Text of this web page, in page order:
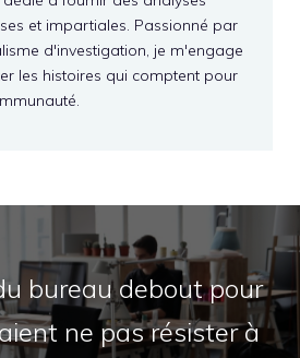
et impartiales. Passionné par
d'investigation, je m'engage
les histoires qui comptent pour
bureau debout pour
ne pas résister à